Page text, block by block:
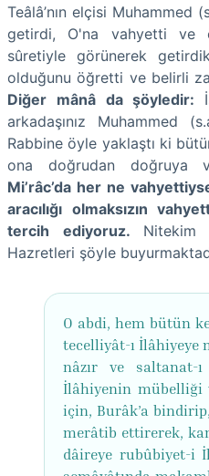
Teâlâ’nın elçisi Muhammed
getirdi, O'na vahyetti ve
sûretiyle görünerek
olduğunu öğretti ve belirli
Diğer mânâ da şöyledir:
arkadaşınız Muhammed
Rabbine öyle yaklaştı ki
ona doğrudan doğruya
Mi’râc’da her ne
aracılığı olmaksızın
tercih ediyoruz. Nitekim
Hazretleri şöyle
O abdi, hem bütün
tecelliyât-ı İlâhiyeye
nâzır ve saltanat-
İlâhiyenin mübelliği
için, Burâk’a
merâtib ettirerek,
dâireye rubûbiyet-i